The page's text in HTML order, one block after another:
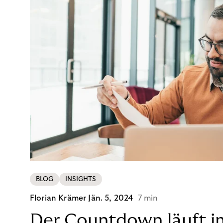
BLOG INSIGHTS
Florian Krämer Jän. 5, 2024 7 min